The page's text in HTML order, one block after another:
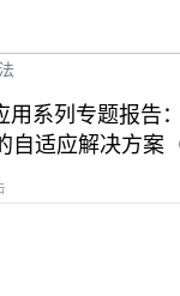
系列专题报告
适应解决方案